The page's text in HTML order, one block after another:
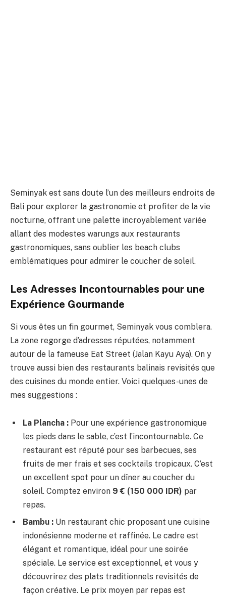
Seminyak est sans doute l’un des meilleurs endroits de
Bali pour explorer la gastronomie et profiter de la vie
nocturne, offrant une palette incroyablement variée
allant des modestes warungs aux restaurants
gastronomiques, sans oublier les beach clubs
emblématiques pour admirer le coucher de soleil.
Les Adresses Incontournables pour une
Expérience Gourmande
Si vous êtes un fin gourmet, Seminyak vous comblera.
La zone regorge d’adresses réputées, notamment
autour de la fameuse Eat Street (Jalan Kayu Aya). On y
trouve aussi bien des restaurants balinais revisités que
des cuisines du monde entier. Voici quelques-unes de
mes suggestions :
La Plancha : Pour une expérience gastronomique
les pieds dans le sable, c’est l’incontournable. Ce
restaurant est réputé pour ses barbecues, ses
fruits de mer frais et ses cocktails tropicaux. C’est
un excellent spot pour un dîner au coucher du
soleil. Comptez environ 9 € (150 000 IDR) par
repas.
Bambu : Un restaurant chic proposant une cuisine
indonésienne moderne et raffinée. Le cadre est
élégant et romantique, idéal pour une soirée
spéciale. Le service est exceptionnel, et vous y
découvrirez des plats traditionnels revisités de
façon créative. Le prix moyen par repas est